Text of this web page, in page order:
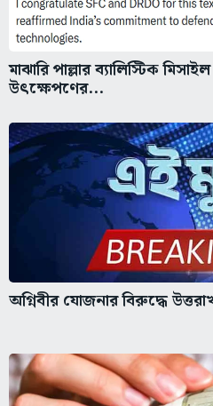
মাঝারি পাল্লার ব্যালিস্টিক
উৎক্ষেপণের...
অগ্নিবীর যোজনার বিরুদ্ধে